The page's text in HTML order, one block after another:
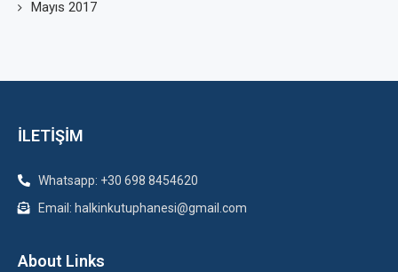
Mayıs 2017
İLETİŞİM
Whatsapp: +30 698 8454620
Email: halkinkutuphanesi@gmail.com
About Links